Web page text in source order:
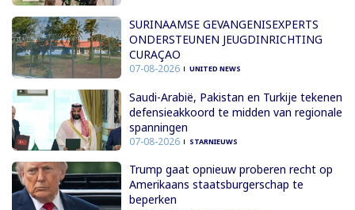
SURINAAMSE GEVANGENISEXPERTS
ONDERSTEUNEN JEUGDINRICHTING
CURAÇAO
07-08-2026 UNITED NEWS
Saudi-Arabië, Pakistan en Turkije tekenen
defensieakkoord te midden van regionale
spanningen
07-08-2026 STARNIEUWS
Trump gaat opnieuw proberen recht op
Amerikaans staatsburgerschap te
beperken